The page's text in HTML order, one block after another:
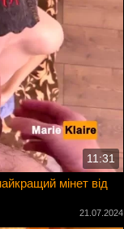
11:31
мінет від
21.07.2024